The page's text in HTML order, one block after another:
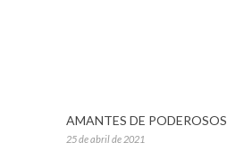
AMANTES DE PODEROSOS
25 de abril de 2021